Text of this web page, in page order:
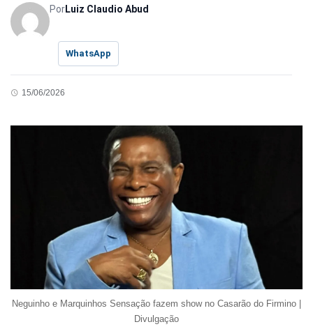
PorLuiz Claudio Abud
WhatsApp
15/06/2026
Neguinho e Marquinhos Sensação fazem show no Casarão do Firmino |
Divulgação